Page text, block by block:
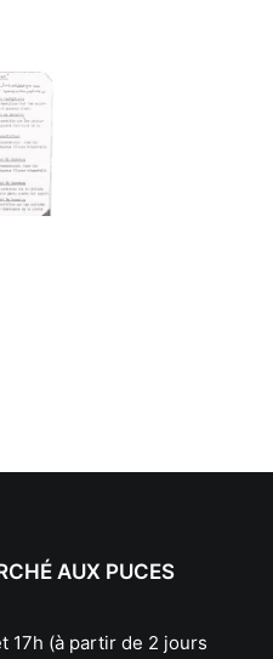
AUX PUCES
17h (à partir de 2 jours